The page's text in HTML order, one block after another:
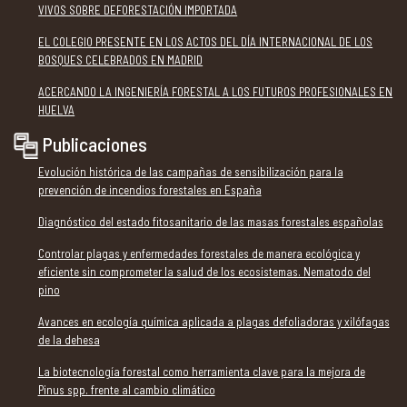
VIVOS SOBRE DEFORESTACIÓN IMPORTADA
EL COLEGIO PRESENTE EN LOS ACTOS DEL DÍA INTERNACIONAL DE LOS
BOSQUES CELEBRADOS EN MADRID
ACERCANDO LA INGENIERÍA FORESTAL A LOS FUTUROS PROFESIONALES EN
HUELVA
Publicaciones
Evolución histórica de las campañas de sensibilización para la
prevención de incendios forestales en España
Diagnóstico del estado fitosanitario de las masas forestales españolas
Controlar plagas y enfermedades forestales de manera ecológica y
eficiente sin comprometer la salud de los ecosistemas. Nematodo del
pino
Avances en ecología química aplicada a plagas defoliadoras y xilófagas
de la dehesa
La biotecnología forestal como herramienta clave para la mejora de
Pinus spp. frente al cambio climático